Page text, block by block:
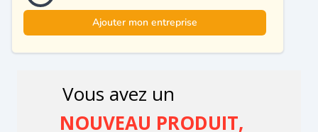
Ajouter mon entreprise